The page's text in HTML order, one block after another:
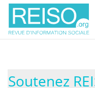
Soutenez